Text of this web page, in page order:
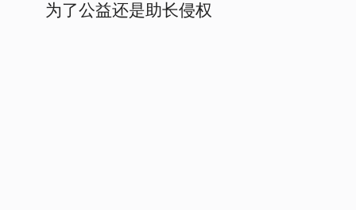
为了公益还是助长侵权